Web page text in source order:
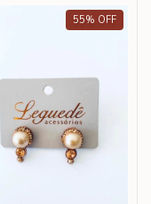
55% OFF